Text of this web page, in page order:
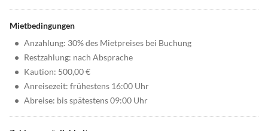
Mietbedingungen
• Anzahlung: 30% des Mietpreises bei Buchung
• Restzahlung: nach Absprache
• Kaution: 500,00 €
• Anreisezeit: frühestens 16:00 Uhr
• Abreise: bis spätestens 09:00 Uhr